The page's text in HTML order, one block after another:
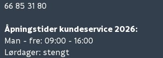
66 85 31 80
Åpningstider kundeservice 2026:
Man - fre: 09:00 - 16:00
Lørdager: stengt